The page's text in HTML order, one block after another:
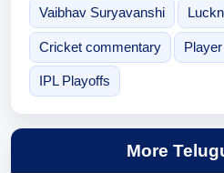
Vaibhav Suryavanshi
Cricket commentary
IPL Playoffs
More